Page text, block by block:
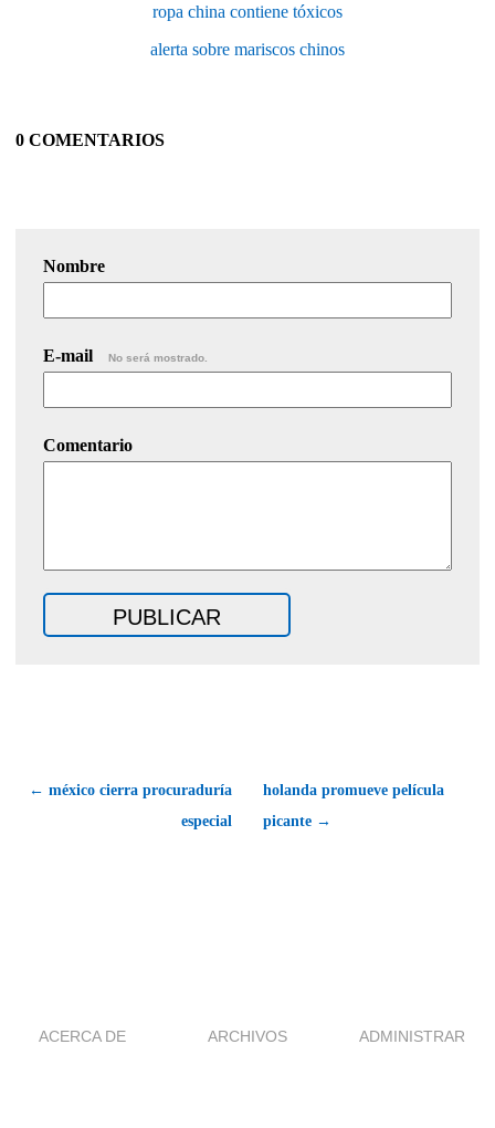
ropa china contiene tóxicos
alerta sobre mariscos chinos
0 COMENTARIOS
Nombre
E-mail No será mostrado.
Comentario
← méxico cierra procuraduría
especial
holanda promueve película
picante →
ACERCA DE ARCHIVOS ADMINISTRAR